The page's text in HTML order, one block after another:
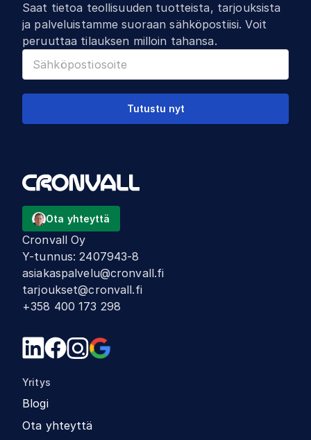
Saat tietoa teollisuuden tuotteista, tarjouksista
ja palveluistamme suoraan sähköpostiisi. Voit
peruuttaa tilauksen milloin tahansa.
Tutustu nyt
Ota yhteyttä
Cronvall Oy
Y-tunnus:2407943-8
asiakaspalvelu@cronvall.fi
tarjoukset@cronvall.fi
+358 400 173 298
Yritys
Blogi
Ota yhteyttä